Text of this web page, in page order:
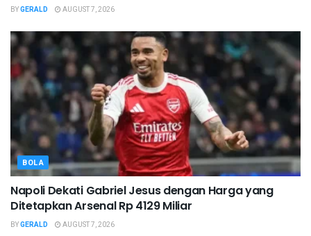
BYGERALD AUGUST 7, 2026
BOLA
Napoli Dekati Gabriel Jesus dengan Harga yang
Ditetapkan Arsenal Rp 4129 Miliar
BYGERALD AUGUST 7, 2026